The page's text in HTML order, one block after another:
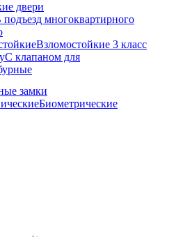
двери
подъезд многоквартирного
Взломостойкие 3 класс
С клапаном для
замки
Биометрические